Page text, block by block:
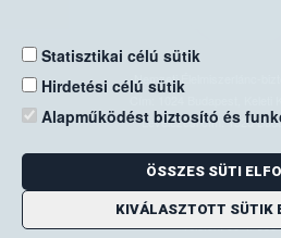
Statisztikai célú sütik
Hirdetési célú sütik
Alapműködést biztosító és
ÖSSZES SÜTI
KIVÁLASZTOTT SÜTIK
Nemzeti Élelmiszerlánc-
Levelezési cím: 1525
E-mail:
Zöld szám: 06-80/
Telefon: 06-1/